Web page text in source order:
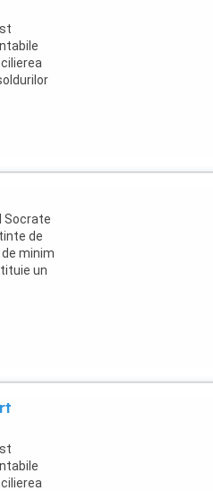
Socrate
de
minim
un